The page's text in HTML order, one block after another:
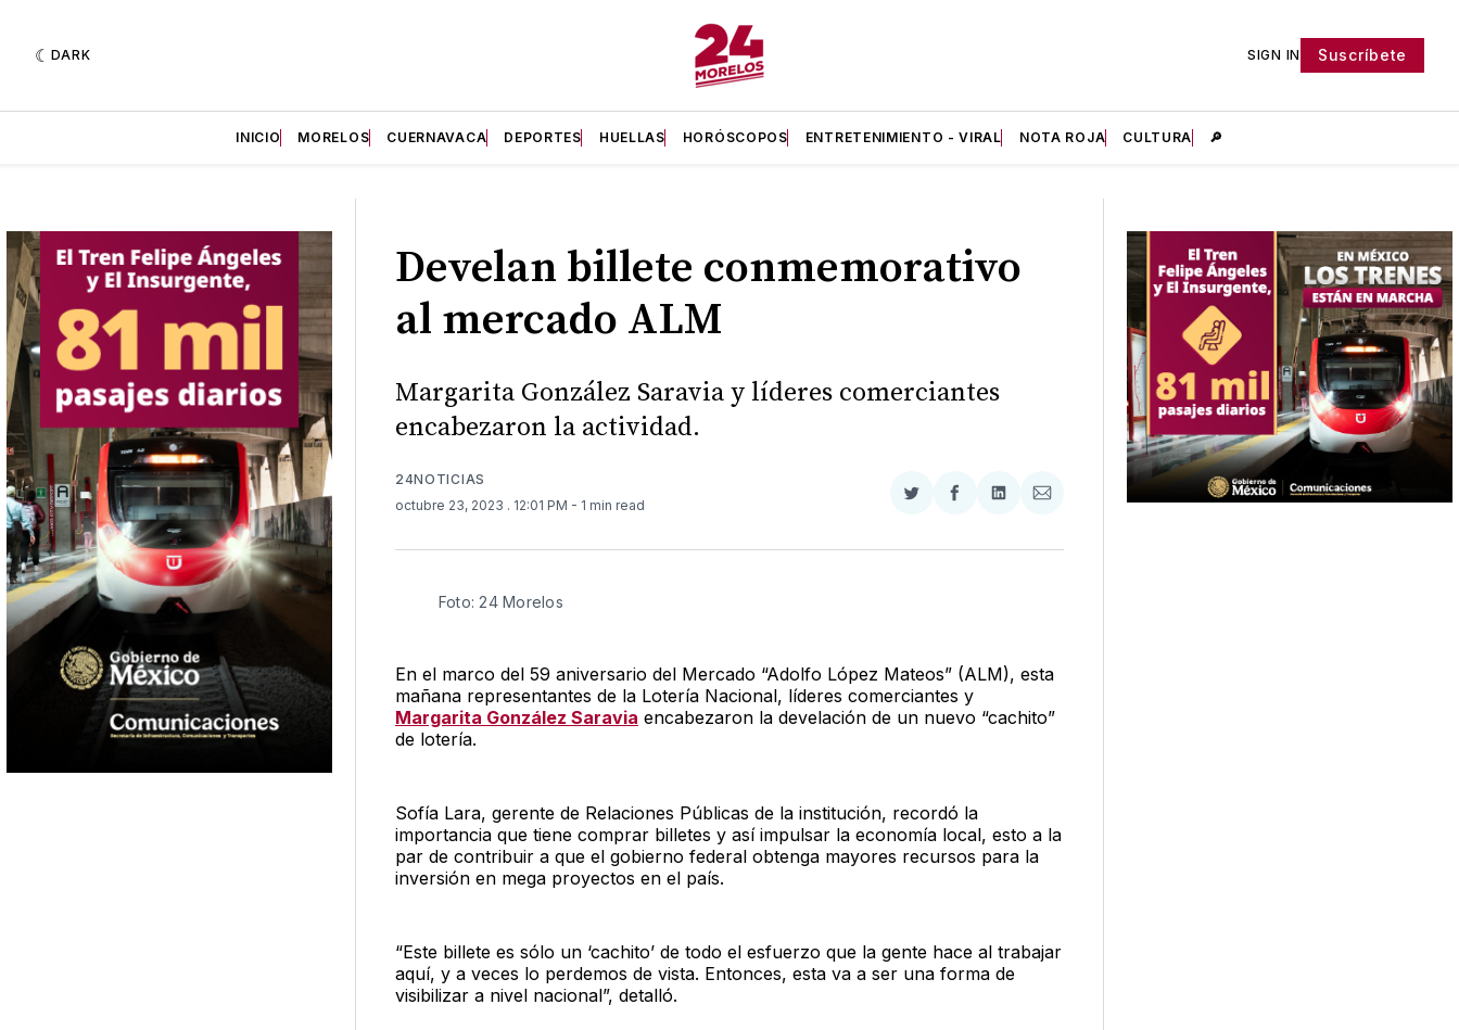
DARK SIGN IN Suscríbete
INICIO MORELOS CUERNAVACA DEPORTES HUELLAS HORÓSCOPOS ENTRETENIMIENTO - VIRAL NOTA ROJA CULTURA 🔎
Develan billete conmemorativo
al mercado ALM
Margarita González Saravia y líderes comerciantes
encabezaron la actividad.
24NOTICIAS
octubre 23, 2023 . 12:01 PM - 1 min read
Compartir
Twitter
Compartir
Facebook
Compartir
LinkedIn
Compartir
Email
Foto: 24 Morelos
En el marco del 59 aniversario del Mercado “Adolfo López Mateos” (ALM), esta
mañana representantes de la Lotería Nacional, líderes comerciantes y
Margarita González Saravia encabezaron la develación de un nuevo “cachito”
de lotería.
Sofía Lara, gerente de Relaciones Públicas de la institución, recordó la
importancia que tiene comprar billetes y así impulsar la economía local, esto a la
par de contribuir a que el gobierno federal obtenga mayores recursos para la
inversión en mega proyectos en el país.
“Este billete es sólo un ‘cachito’ de todo el esfuerzo que la gente hace al trabajar
aquí, y a veces lo perdemos de vista. Entonces, esta va a ser una forma de
visibilizar a nivel nacional”, detalló.